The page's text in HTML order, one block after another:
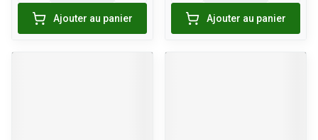
Ajouter au panier Ajouter au panier